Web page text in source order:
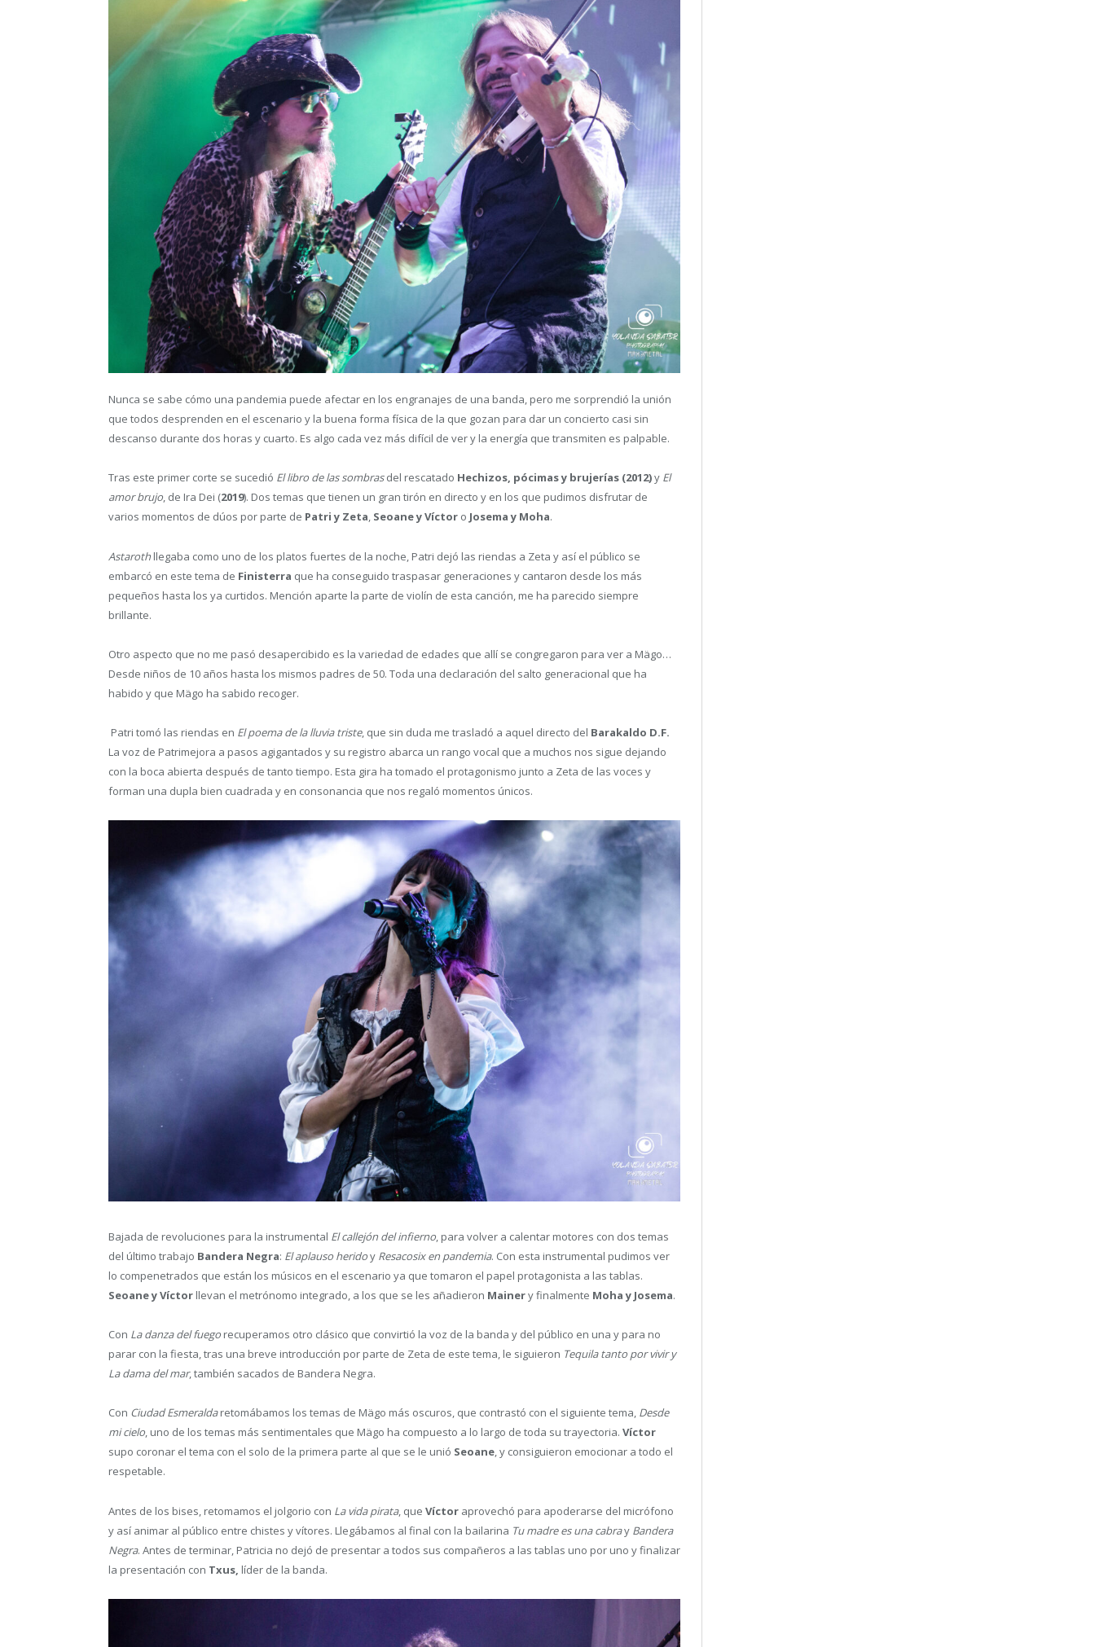
Nunca se sabe cómo una pandemia puede afectar en los engranajes de una banda, pero me sorprendió la unión
que todos desprenden en el escenario y la buena forma física de la que gozan para dar un concierto casi sin
descanso durante dos horas y cuarto. Es algo cada vez más difícil de ver y la energía que transmiten es palpable.
Tras este primer corte se sucedió El libro de las sombrasdel rescatado Hechizos, pócimas y brujerías (2012)y El
amor brujo, de Ira Dei (2019). Dos temas que tienen un gran tirón en directo y en los que pudimos disfrutar de
varios momentos de dúos por parte de Patri y Zeta, Seoane y Víctor o Josema y Moha.
Astarothllegaba como uno de los platos fuertes de la noche, Patri dejó las riendas a Zeta y así el público se
embarcó en este tema de Finisterra que ha conseguido traspasar generaciones y cantaron desde los más
pequeños hasta los ya curtidos. Mención aparte la parte de violín de esta canción, me ha parecido siempre
brillante.
Otro aspecto que no me pasó desapercibido es la variedad de edades que allí se congregaron para ver a Mägo…
Desde niños de 10 años hasta los mismos padres de 50. Toda una declaración del salto generacional que ha
habido y que Mägo ha sabido recoger.
Patri tomó las riendas en El poema de la lluvia triste, que sin duda me trasladó a aquel directo del Barakaldo D.F.
La voz de Patrimejora a pasos agigantados y su registro abarca un rango vocal que a muchos nos sigue dejando
con la boca abierta después de tanto tiempo. Esta gira ha tomado el protagonismo junto a Zeta de las voces y
forman una dupla bien cuadrada y en consonancia que nos regaló momentos únicos.
Bajada de revoluciones para la instrumental El callejón del infierno, para volver a calentar motores con dos temas
del último trabajo Bandera Negra: El aplauso heridoy Resacosix en pandemia. Con esta instrumental pudimos ver
lo compenetrados que están los músicos en el escenario ya que tomaron el papel protagonista a las tablas.
Seoane y Víctor llevan el metrónomo integrado, a los que se les añadieron Mainery finalmente Moha y Josema.
Con La danza del fuego recuperamos otro clásico que convirtió la voz de la banda y del público en una y para no
parar con la fiesta, tras una breve introducción por parte de Zeta de este tema, le siguieron Tequila tanto por vivir y
La dama del mar, también sacados de Bandera Negra.
Con Ciudad Esmeraldaretomábamos los temas de Mägo más oscuros, que contrastó con el siguiente tema, Desde
mi cielo, uno de los temas más sentimentales que Mägo ha compuesto a lo largo de toda su trayectoria. Víctor
supo coronar el tema con el solo de la primera parte al que se le unió Seoane, y consiguieron emocionar a todo el
respetable.
Antes de los bises, retomamos el jolgorio con La vida pirata, que Víctor aprovechó para apoderarse del micrófono
y así animar al público entre chistes y vítores. Llegábamos al final con la bailarina Tu madre es una cabray Bandera
Negra. Antes de terminar, Patricia no dejó de presentar a todos sus compañeros a las tablas uno por uno y finalizar
la presentación con Txus, líder de la banda.